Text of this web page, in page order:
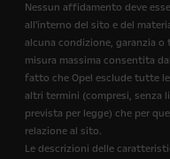
Nessun affidamento deve
all'interno del sito e del
alcuna condizione, garanzia
misura massima consentita
fatto che Opel esclude tutte
altri termini (compresi, senza
prevista per legge) che per
relazione al sito.
Le descrizioni delle